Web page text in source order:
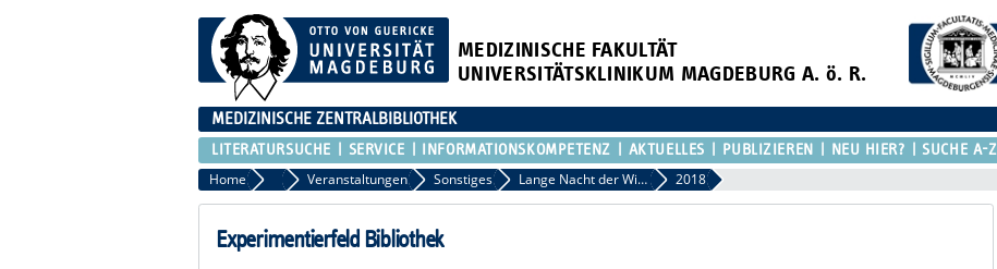
MEDIZINISCHE FAKULTÄT
UNIVERSITÄTSKLINIKUM MAGDEBURG A. ö. R.
MEDIZINISCHE ZENTRALBIBLIOTHEK
LITERATURSUCHE SERVICE INFORMATIONSKOMPETENZ AKTUELLES PUBLIZIEREN NEU HIER? SUCHE A-Z
Home AktuellesVeranstaltungen Sonstiges Lange Nacht der Wissenschaft 2018
Experimentierfeld Bibliothek